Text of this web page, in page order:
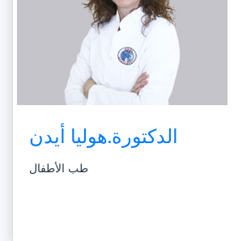
الدكتورة.هوليا أيدن
طب الأطفال